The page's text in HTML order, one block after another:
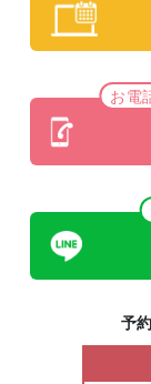
お電
予